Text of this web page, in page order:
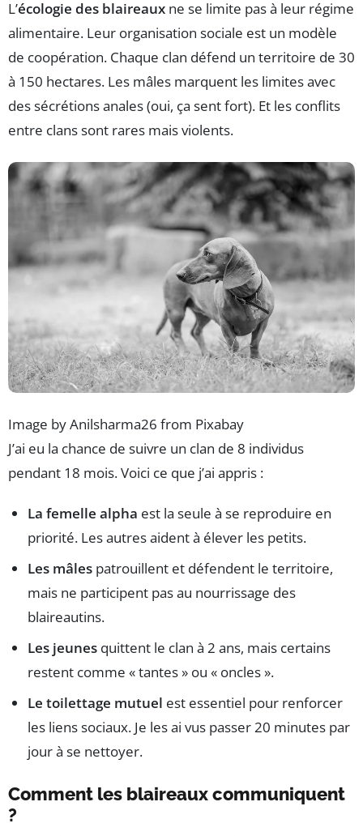
L’écologie des blaireaux ne se limite pas à leur régime
alimentaire. Leur organisation sociale est un modèle
de coopération. Chaque clan défend un territoire de 30
à 150 hectares. Les mâles marquent les limites avec
des sécrétions anales (oui, ça sent fort). Et les conflits
entre clans sont rares mais violents.
Image by Anilsharma26 from Pixabay
J’ai eu la chance de suivre un clan de 8 individus
pendant 18 mois. Voici ce que j’ai appris :
La femelle alpha est la seule à se reproduire en
priorité. Les autres aident à élever les petits.
Les mâles patrouillent et défendent le territoire,
mais ne participent pas au nourrissage des
blaireautins.
Les jeunes quittent le clan à 2 ans, mais certains
restent comme « tantes » ou « oncles ».
Le toilettage mutuel est essentiel pour renforcer
les liens sociaux. Je les ai vus passer 20 minutes par
jour à se nettoyer.
Comment les blaireaux communiquent
?